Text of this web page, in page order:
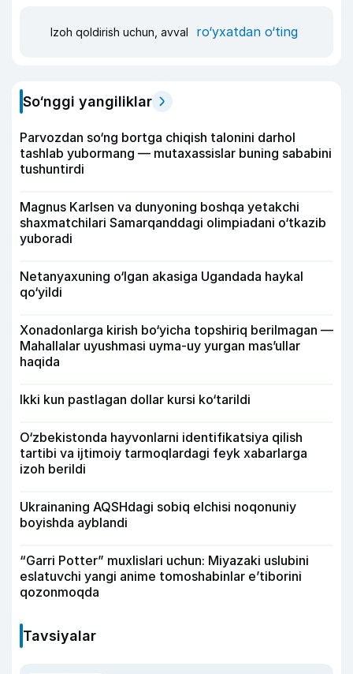
Izoh qoldirish uchun, avval ro‘yxatdan o‘ting
So‘nggi yangiliklar
Parvozdan so‘ng bortga chiqish talonini darhol
tashlab yubormang — mutaxassislar buning sababini
tushuntirdi
Magnus Karlsen va dunyoning boshqa yetakchi
shaxmatchilari Samarqanddagi olimpiadani o‘tkazib
yuboradi
Netanyaxuning o‘lgan akasiga Ugandada haykal
qo‘yildi
Xonadonlarga kirish bo‘yicha topshiriq berilmagan —
Mahallalar uyushmasi uyma-uy yurgan mas’ullar
haqida
Ikki kun pastlagan dollar kursi ko‘tarildi
O‘zbekistonda hayvonlarni identifikatsiya qilish
tartibi va ijtimoiy tarmoqlardagi feyk xabarlarga
izoh berildi
Ukrainaning AQSHdagi sobiq elchisi noqonuniy
boyishda ayblandi
“Garri Potter” muxlislari uchun: Miyazaki uslubini
eslatuvchi yangi anime tomoshabinlar e’tiborini
qozonmoqda
Tavsiyalar